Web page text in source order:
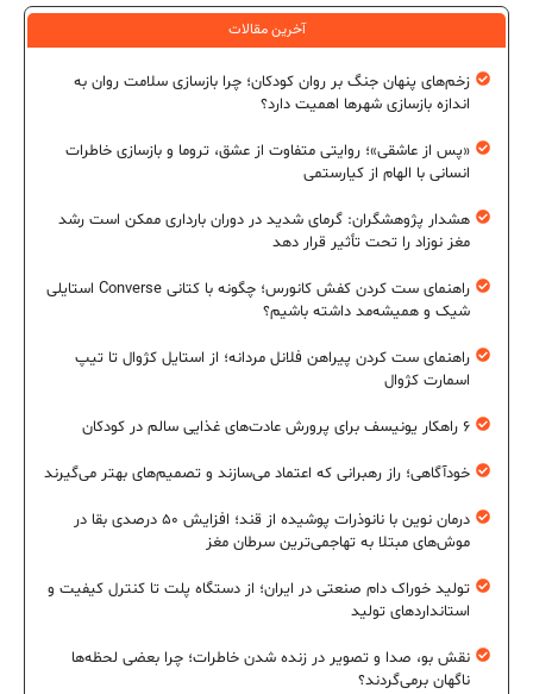
آخرین مقالات
زخم‌های پنهان جنگ بر روان کودکان؛ چرا بازسازی سلامت روان به
اندازه بازسازی شهرها اهمیت دارد؟
«پس از عاشقی»؛ روایتی متفاوت از عشق، تروما و بازسازی خاطرات
انسانی با الهام از کیارستمی
هشدار پژوهشگران: گرمای شدید در دوران بارداری ممکن است رشد
مغز نوزاد را تحت تأثیر قرار دهد
راهنمای ست کردن کفش کانورس؛ چگونه با کتانی Converse استایلی
شیک و همیشه‌مد داشته باشیم؟
راهنمای ست کردن پیراهن فلانل مردانه؛ از استایل کژوال تا تیپ
اسمارت کژوال
۶ راهکار یونیسف برای پرورش عادت‌های غذایی سالم در کودکان
خودآگاهی؛ راز رهبرانی که اعتماد می‌سازند و تصمیم‌های بهتر می‌گیرند
درمان نوین با نانوذرات پوشیده از قند؛ افزایش ۵۰ درصدی بقا در
موش‌های مبتلا به تهاجمی‌ترین سرطان مغز
تولید خوراک دام صنعتی در ایران؛ از دستگاه پلت تا کنترل کیفیت و
استانداردهای تولید
نقش بو، صدا و تصویر در زنده شدن خاطرات؛ چرا بعضی لحظه‌ها
ناگهان برمی‌گردند؟